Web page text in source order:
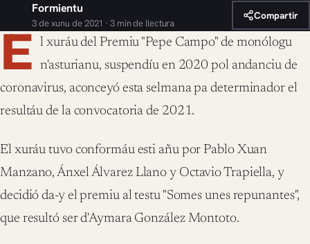
Formientu
3 de xunu de 2021 · 3 min de llectura
Compartir
E l xuráu del Premiu "Pepe Campo" de monólogu
n'asturianu, suspendíu en 2020 pol andanciu de
coronavirus, aconceyó esta selmana pa determinador el
resultáu de la convocatoria de 2021.
El xuráu tuvo conformáu esti añu por Pablo Xuan
Manzano, Ánxel Álvarez Llano y Octavio Trapiella, y
decidió da-y el premiu al testu "Somes unes repunantes",
que resultó ser d'Aymara González Montoto.